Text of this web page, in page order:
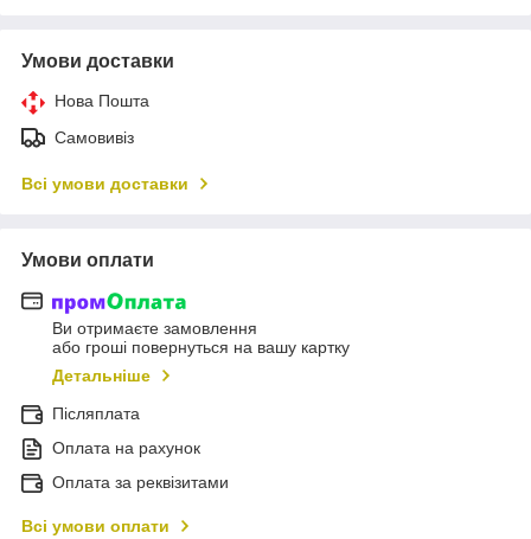
Умови доставки
Нова Пошта
Самовивіз
Всі умови доставки
Умови оплати
Ви отримаєте замовлення
або гроші повернуться на вашу картку
Детальніше
Післяплата
Оплата на рахунок
Оплата за реквізитами
Всі умови оплати